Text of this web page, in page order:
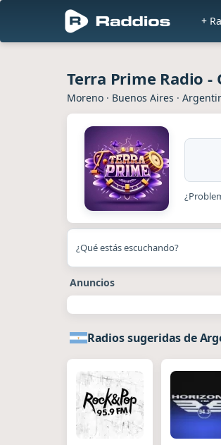
+
Terra Prime Radio -
Moreno · Buenos Aires ·
¿Qué estás escuchando?
Anuncios
Radios sugeridas de